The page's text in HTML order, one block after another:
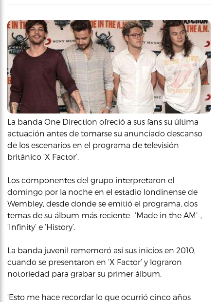
La banda One Direction ofreció a sus fans su última
actuación antes de tomarse su anunciado descanso
de los escenarios en el programa de televisión
británico ‘X Factor’.
Los componentes del grupo interpretaron el
domingo por la noche en el estadio londinense de
Wembley, desde donde se emitió el programa, dos
temas de su álbum más reciente -‘Made in the AM’-,
‘Infinity’ e ‘History’.
La banda juvenil rememoró así sus inicios en 2010,
cuando se presentaron en ‘X Factor’ y lograron
notoriedad para grabar su primer álbum.
‘Esto me hace recordar lo que ocurrió cinco años